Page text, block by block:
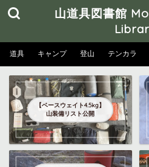
山道具図書館
道具 キャンプ 登山 テンカラ
【ベースウェイト4.5kg】
山装備リスト公開